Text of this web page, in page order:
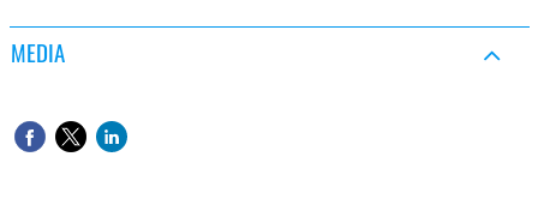
MEDIA